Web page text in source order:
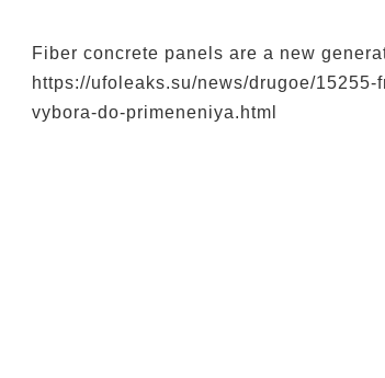
Fiber concrete panels are a new
https://ufoleaks.su/news/drugoe/
vybora-do-primeneniya.html